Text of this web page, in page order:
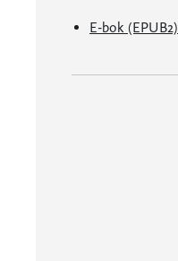
E-bok (EPUB2)